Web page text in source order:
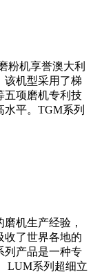
粉机享誉澳大利
该机型采用了梯
五项磨机专利技
平。TGM系列
机生产经验，
收了世界各地的
列产品是一种专
LUM系列超细立